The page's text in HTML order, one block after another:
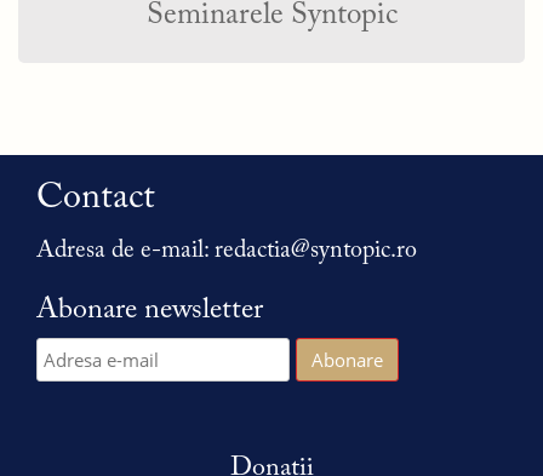
Seminarele Syntopic
Contact
Adresa de e-mail: redactia@syntopic.ro
Abonare newsletter
Donații